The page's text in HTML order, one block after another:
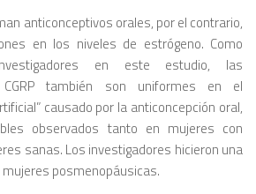
anticonceptivos orales, por el contrario,
en los niveles de estrógeno. Como
en este estudio, las
CGRP también son uniformes en el
causado por la anticoncepción oral,
observados tanto en mujeres con
sanas. Los investigadores hicieron una
posmenopáusicas.